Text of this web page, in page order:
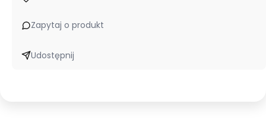
Zapytaj o produkt
Udostępnij